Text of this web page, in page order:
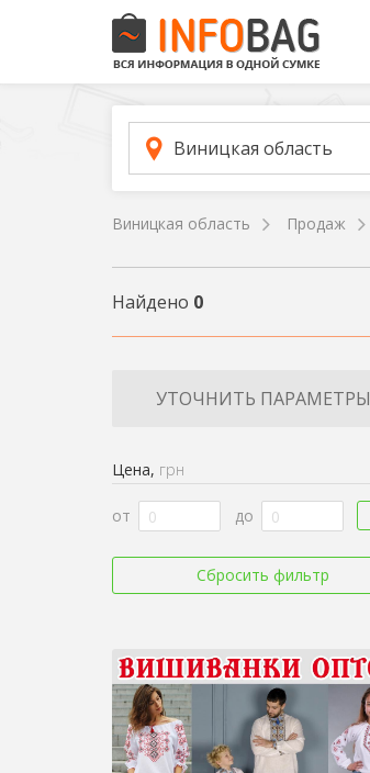
Виницкая область
Виницкая область Продаж
Найдено 0
УТОЧНИТЬ ПАРАМЕТРЫ
Цена, грн
от до
Сбросить фильтр